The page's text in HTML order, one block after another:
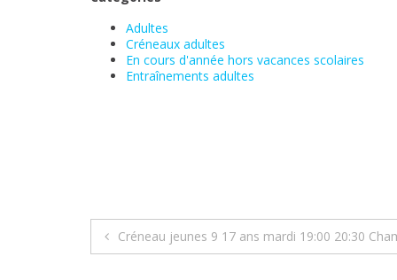
Adultes
Créneaux adultes
En cours d'année hors vacances scolaires
Entraînements adultes
Navigation
Créneau jeunes 9 17 ans mardi 19:00 20:30